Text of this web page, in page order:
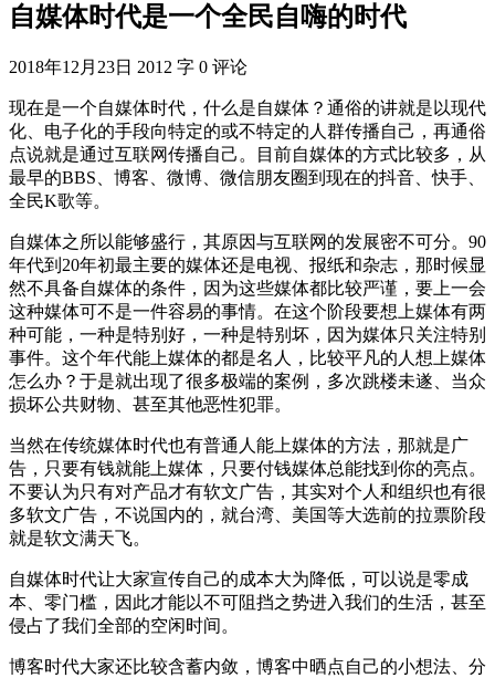
自媒体时代是一个全民自嗨的时代
2018年12月23日 2012 字 0 评论
现在是一个自媒体时代，什么是自媒体？通俗的讲就是以现代
化、电子化的手段向特定的或不特定的人群传播自己，再通俗
点说就是通过互联网传播自己。目前自媒体的方式比较多，从
最早的BBS、博客、微博、微信朋友圈到现在的抖音、快手、
全民K歌等。
自媒体之所以能够盛行，其原因与互联网的发展密不可分。90
年代到20年初最主要的媒体还是电视、报纸和杂志，那时候显
然不具备自媒体的条件，因为这些媒体都比较严谨，要上一会
这种媒体可不是一件容易的事情。在这个阶段要想上媒体有两
种可能，一种是特别好，一种是特别坏，因为媒体只关注特别
事件。这个年代能上媒体的都是名人，比较平凡的人想上媒体
怎么办？于是就出现了很多极端的案例，多次跳楼未遂、当众
损坏公共财物、甚至其他恶性犯罪。
当然在传统媒体时代也有普通人能上媒体的方法，那就是广
告，只要有钱就能上媒体，只要付钱媒体总能找到你的亮点。
不要认为只有对产品才有软文广告，其实对个人和组织也有很
多软文广告，不说国内的，就台湾、美国等大选前的拉票阶段
就是软文满天飞。
自媒体时代让大家宣传自己的成本大为降低，可以说是零成
本、零门槛，因此才能以不可阻挡之势进入我们的生活，甚至
侵占了我们全部的空闲时间。
博客时代大家还比较含蓄内敛，博客中晒点自己的小想法、分